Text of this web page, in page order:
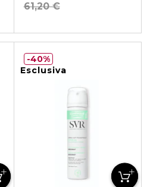
61,20 €
Esclusiva
40%